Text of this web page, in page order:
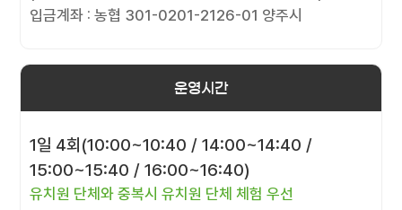
입금계좌 : 농협 301-0201-2126-01 양주시
운영시간
1일 4회(10:00~10:40 / 14:00~14:40 /
15:00~15:40 / 16:00~16:40)
유치원 단체와 중복시 유치원 단체 체험 우선